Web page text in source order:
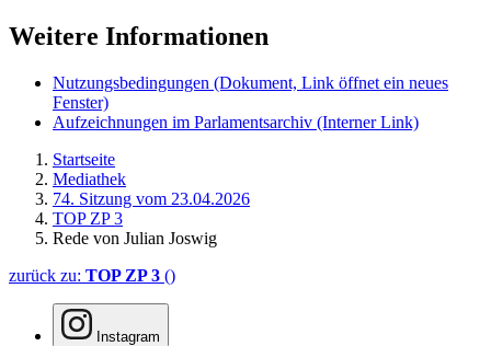
Weitere Informationen
Nutzungsbedingungen (Dokument, Link öffnet ein neues
Fenster)
Aufzeichnungen im Parlamentsarchiv (Interner Link)
Startseite
Mediathek
74. Sitzung vom 23.04.2026
TOP ZP 3
Rede von Julian Joswig
zurück zu: TOP ZP 3 ()
Instagram